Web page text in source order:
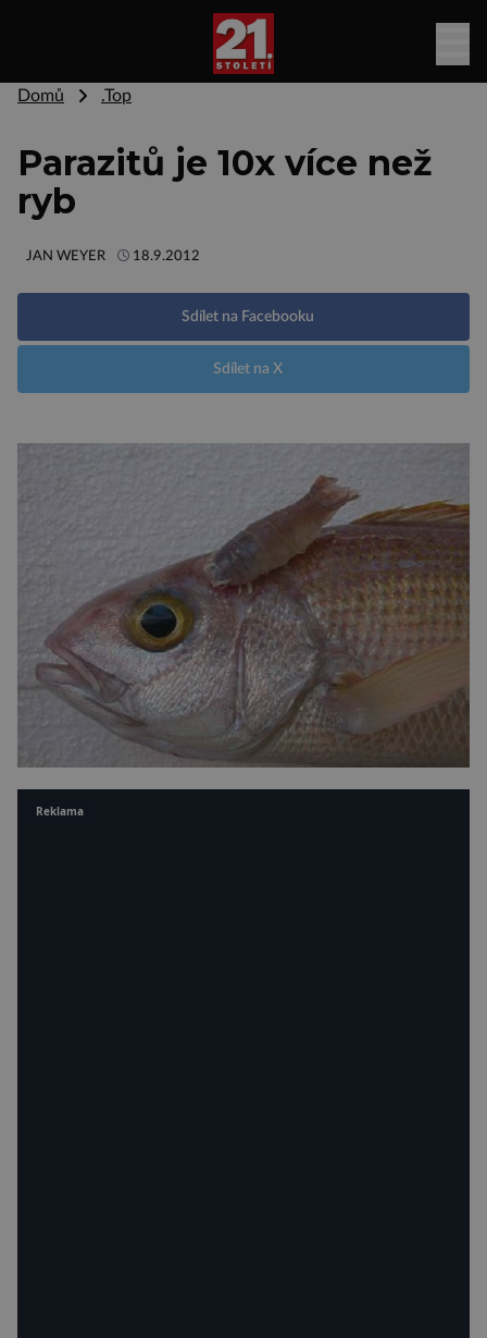
Domů .Top
Parazitů je 10x více než
ryb
JAN WEYER 18.9.2012
Sdílet na Facebooku
Sdílet na X
Reklama